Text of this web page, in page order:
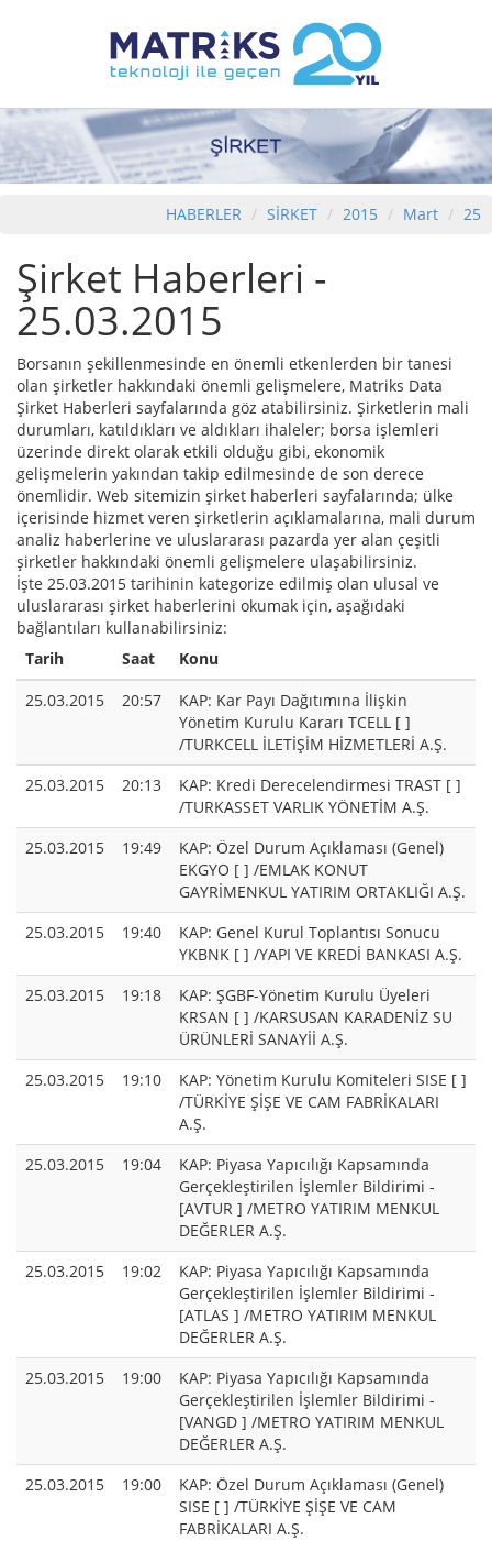
HABERLER SİRKET 2015 Mart 25
Şirket Haberleri -
25.03.2015
Borsanın şekillenmesinde en önemli etkenlerden bir tanesi
olan şirketler hakkındaki önemli gelişmelere, Matriks Data
Şirket Haberleri sayfalarında göz atabilirsiniz. Şirketlerin mali
durumları, katıldıkları ve aldıkları ihaleler; borsa işlemleri
üzerinde direkt olarak etkili olduğu gibi, ekonomik
gelişmelerin yakından takip edilmesinde de son derece
önemlidir. Web sitemizin şirket haberleri sayfalarında; ülke
içerisinde hizmet veren şirketlerin açıklamalarına, mali durum
analiz haberlerine ve uluslararası pazarda yer alan çeşitli
şirketler hakkındaki önemli gelişmelere ulaşabilirsiniz.
İşte 25.03.2015 tarihinin kategorize edilmiş olan ulusal ve
uluslararası şirket haberlerini okumak için, aşağıdaki
bağlantıları kullanabilirsiniz:
Tarih
Saat
Konu
25.03.2015
20:57
KAP: Kar Payı Dağıtımına İlişkin
Yönetim Kurulu Kararı TCELL [ ]
/TURKCELL İLETİŞİM HİZMETLERİ A.Ş.
25.03.2015
20:13
KAP: Kredi Derecelendirmesi TRAST [ ]
/TURKASSET VARLIK YÖNETİM A.Ş.
25.03.2015
19:49
KAP: Özel Durum Açıklaması (Genel)
EKGYO [ ] /EMLAK KONUT
GAYRİMENKUL YATIRIM ORTAKLIĞI A.Ş.
25.03.2015
19:40
KAP: Genel Kurul Toplantısı Sonucu
YKBNK [ ] /YAPI VE KREDİ BANKASI A.Ş.
25.03.2015
19:18
KAP: ŞGBF-Yönetim Kurulu Üyeleri
KRSAN [ ] /KARSUSAN KARADENİZ SU
ÜRÜNLERİ SANAYİİ A.Ş.
25.03.2015
19:10
KAP: Yönetim Kurulu Komiteleri SISE [ ]
/TÜRKİYE ŞİŞE VE CAM FABRİKALARI
A.Ş.
25.03.2015
19:04
KAP: Piyasa Yapıcılığı Kapsamında
Gerçekleştirilen İşlemler Bildirimi -
[AVTUR ] /METRO YATIRIM MENKUL
DEĞERLER A.Ş.
25.03.2015
19:02
KAP: Piyasa Yapıcılığı Kapsamında
Gerçekleştirilen İşlemler Bildirimi -
[ATLAS ] /METRO YATIRIM MENKUL
DEĞERLER A.Ş.
25.03.2015
19:00
KAP: Piyasa Yapıcılığı Kapsamında
Gerçekleştirilen İşlemler Bildirimi -
[VANGD ] /METRO YATIRIM MENKUL
DEĞERLER A.Ş.
25.03.2015
19:00
KAP: Özel Durum Açıklaması (Genel)
SISE [ ] /TÜRKİYE ŞİŞE VE CAM
FABRİKALARI A.Ş.